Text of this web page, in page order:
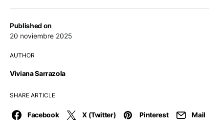
Published on
20 noviembre 2025
AUTHOR
Viviana Sarrazola
SHARE ARTICLE
Facebook X (Twitter) Pinterest Mail